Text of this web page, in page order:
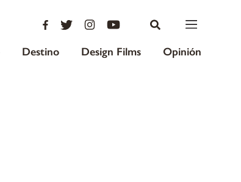
Destino Design Films Opinión